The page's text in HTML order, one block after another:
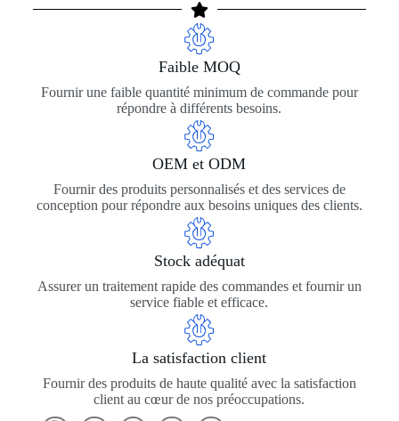
Faible MOQ
Fournir une faible quantité minimum de commande pour
répondre à différents besoins.
OEM et ODM
Fournir des produits personnalisés et des services de
conception pour répondre aux besoins uniques des clients.
Stock adéquat
Assurer un traitement rapide des commandes et fournir un
service fiable et efficace.
La satisfaction client
Fournir des produits de haute qualité avec la satisfaction
client au cœur de nos préoccupations.